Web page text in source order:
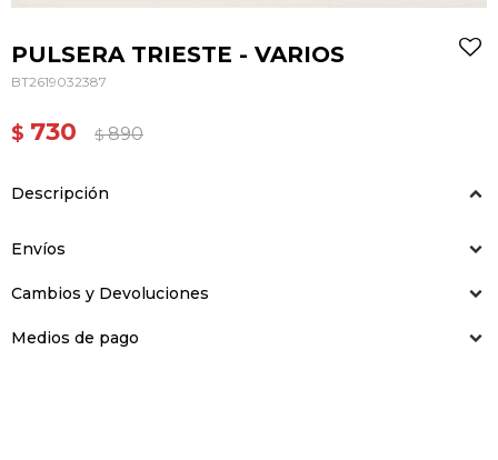
PULSERA TRIESTE - VARIOS
BT2619032387
$ 730 $ 890
Descripción
Envíos
Cambios y Devoluciones
Medios de pago